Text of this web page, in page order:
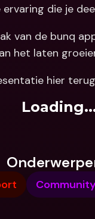
die je
van de bunq
het laten
hier